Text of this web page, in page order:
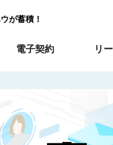
が蓄積！
電子契約 リ